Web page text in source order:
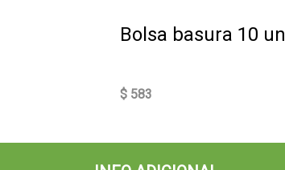
Bolsa basura 10 un
$ 583